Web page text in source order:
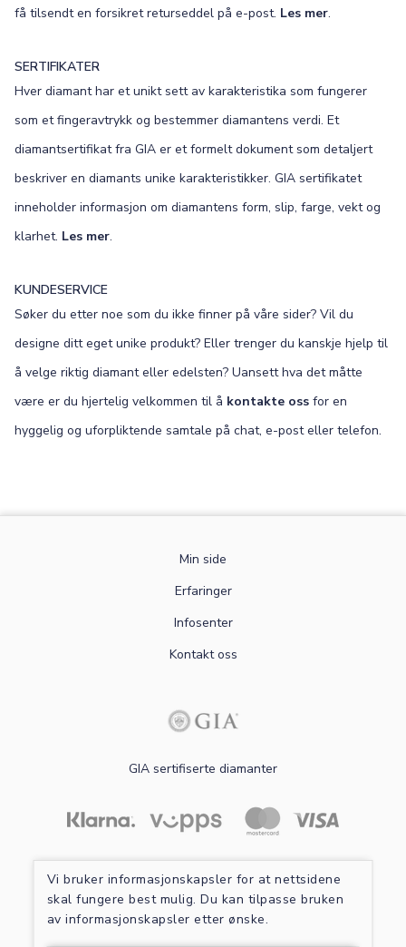
Vi bruker informasjonskapsler for at nettsidene
skal fungere best mulig. Du kan tilpasse bruken
av informasjonskapsler etter ønske.
få tilsendt en forsikret returseddel på e-post. Les mer.
SERTIFIKATER
Hver diamant har et unikt sett av karakteristika som fungerer
som et fingeravtrykk og bestemmer diamantens verdi. Et
diamantsertifikat fra GIA er et formelt dokument som detaljert
beskriver en diamants unike karakteristikker. GIA sertifikatet
inneholder informasjon om diamantens form, slip, farge, vekt og
klarhet. Les mer.
KUNDESERVICE
Søker du etter noe som du ikke finner på våre sider? Vil du
designe ditt eget unike produkt? Eller trenger du kanskje hjelp til
å velge riktig diamant eller edelsten? Uansett hva det måtte
være er du hjertelig velkommen til å kontakte oss for en
hyggelig og uforpliktende samtale på chat, e-post eller telefon.
Min side
Erfaringer
Infosenter
Kontakt oss
GIA sertifiserte diamanter
Les mer om sikker betaling